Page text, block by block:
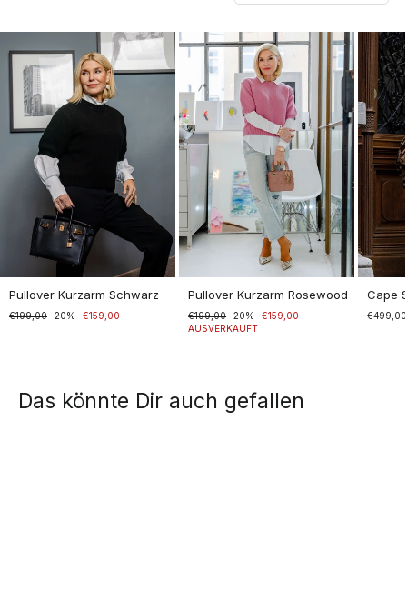
Pullover Kurzarm Schwarz
Normaler
€199,00
Sonderpreis20% €159,00
Pullover Kurzarm Rosewood
Normaler
Preis
€199,00
Sonderpreis20%
€159,00
AUSVERKAUFT
Cape
€499,00
Das könnte Dir auch gefallen